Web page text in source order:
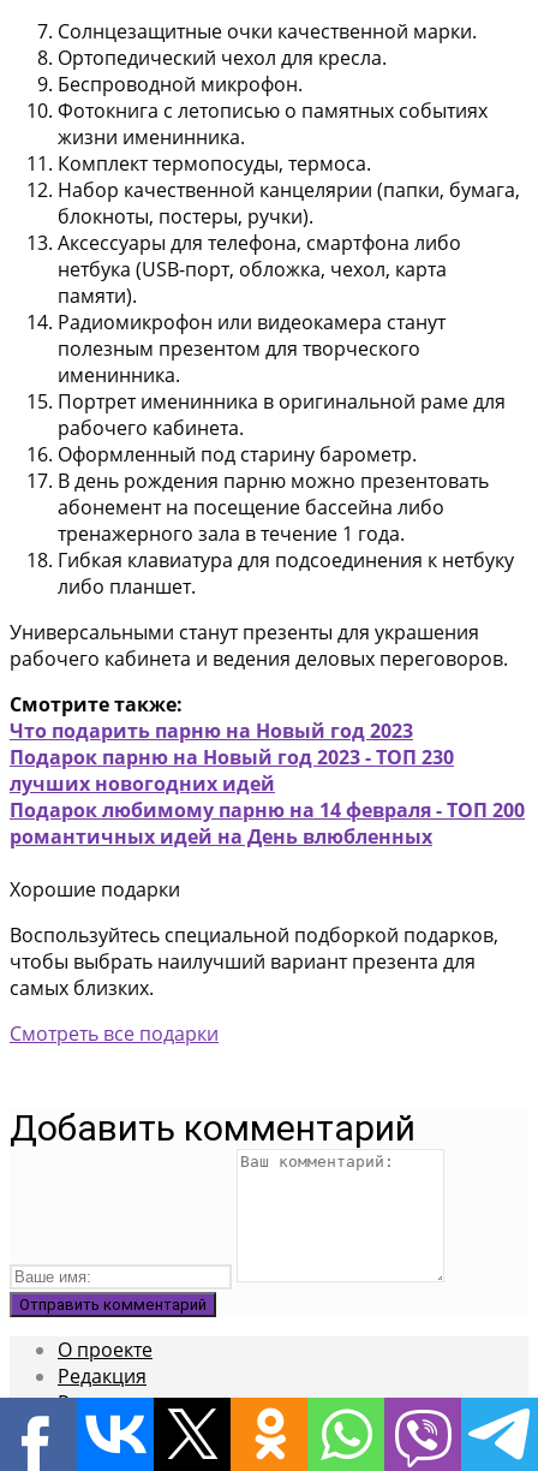
Солнцезащитные очки качественной марки.
Ортопедический чехол для кресла.
Беспроводной микрофон.
Фотокнига с летописью о памятных событиях
жизни именинника.
Комплект термопосуды, термоса.
Набор качественной канцелярии (папки, бумага,
блокноты, постеры, ручки).
Аксессуары для телефона, смартфона либо
нетбука (USB-порт, обложка, чехол, карта
памяти).
Радиомикрофон или видеокамера станут
полезным презентом для творческого
именинника.
Портрет именинника в оригинальной раме для
рабочего кабинета.
Оформленный под старину барометр.
В день рождения парню можно презентовать
абонемент на посещение бассейна либо
тренажерного зала в течение 1 года.
Гибкая клавиатура для подсоединения к нетбуку
либо планшет.
Универсальными станут презенты для украшения
рабочего кабинета и ведения деловых переговоров.
Смотрите также:
Что подарить парню на Новый год 2023
Подарок парню на Новый год 2023 - ТОП 230
лучших новогодних идей
Подарок любимому парню на 14 февраля - ТОП 200
романтичных идей на День влюбленных
Хорошие подарки
Воспользуйтесь специальной подборкой подарков,
чтобы выбрать наилучший вариант презента для
самых близких.
Смотреть все подарки
Добавить комментарий
О проекте
Редакция
Реклама
×